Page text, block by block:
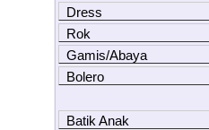
Dress
Rok
Gamis/Abaya
Bolero
Batik Anak